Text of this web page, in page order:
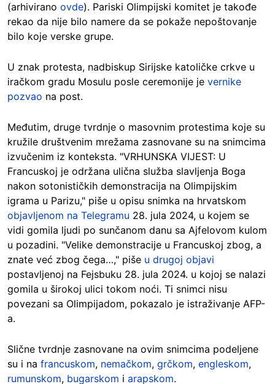
(arhivirano ovde). Pariski Olimpijski komitet je takođe
rekao da nije bilo namere da se pokaže nepoštovanje
bilo koje verske grupe.
U znak protesta, nadbiskup Sirijske katoličke crkve u
iračkom gradu Mosulu posle ceremonije je vernike
pozvao na post.
Međutim, druge tvrdnje o masovnim protestima koje su
kružile društvenim mrežama zasnovane su na snimcima
izvučenim iz konteksta. "VRHUNSKA VIJEST: U
Francuskoj je održana ulična služba slavljenja Boga
nakon sotonističkih demonstracija na Olimpijskim
igrama u Parizu," piše u opisu snimka na hrvatskom
objavljenom na Telegramu 28. jula 2024, u kojem se
vidi gomila ljudi po sunčanom danu sa Ajfelovom kulom
u pozadini. "Velike demonstracije u Francuskoj zbog, a
znate već zbog čega…," piše u drugoj objavi
postavljenoj na Fejsbuku 28. jula 2024. u kojoj se nalazi
gomila u širokoj ulici tokom noći. Ti snimci nisu
povezani sa Olimpijadom, pokazalo je istraživanje AFP-
a.
Slične tvrdnje zasnovane na ovim snimcima podeljene
su i na francuskom, nemačkom, grčkom, engleskom,
rumunskom, bugarskom i arapskom.